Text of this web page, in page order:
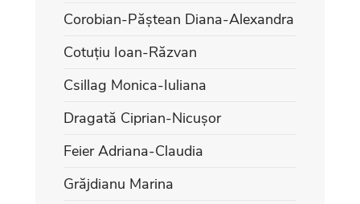
Corobian-Păștean Diana-Alexandra
Cotuțiu Ioan-Răzvan
Csillag Monica-Iuliana
Dragată Ciprian-Nicușor
Feier Adriana-Claudia
Grăjdianu Marina